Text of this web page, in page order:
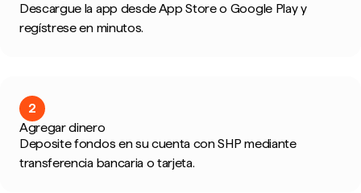
Descargue la app desde App Store o Google Play y
regístrese en minutos.
2
Agregar dinero
Deposite fondos en su cuenta con SHP mediante
transferencia bancaria o tarjeta.